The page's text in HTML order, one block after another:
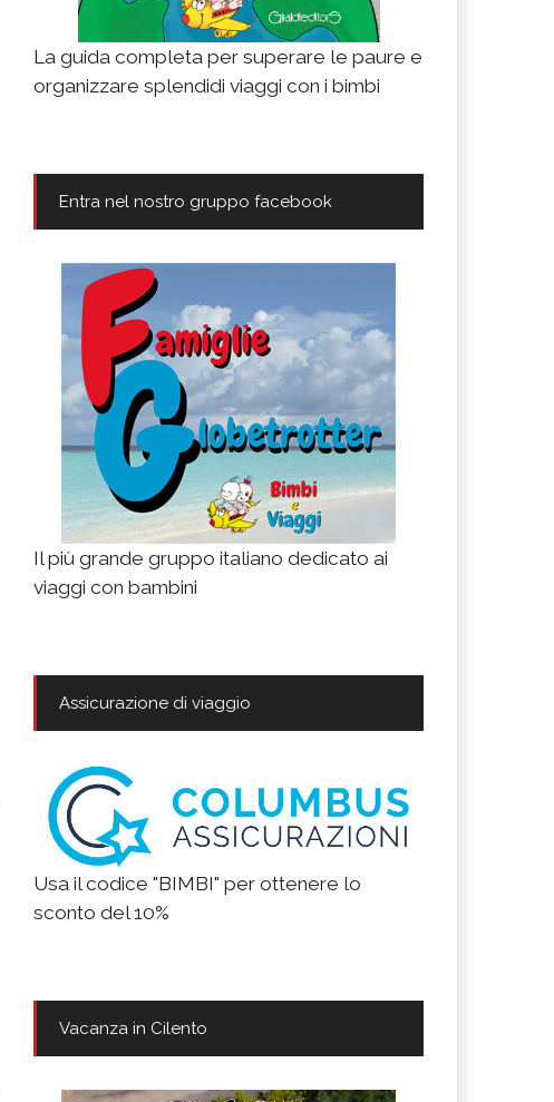
La guida completa per superare le paure e
organizzare splendidi viaggi con i bimbi
Entra nel nostro gruppo facebook
Il più grande gruppo italiano dedicato ai
viaggi con bambini
Assicurazione di viaggio
Usa il codice "BIMBI" per ottenere lo
sconto del 10%
Vacanza in Cilento